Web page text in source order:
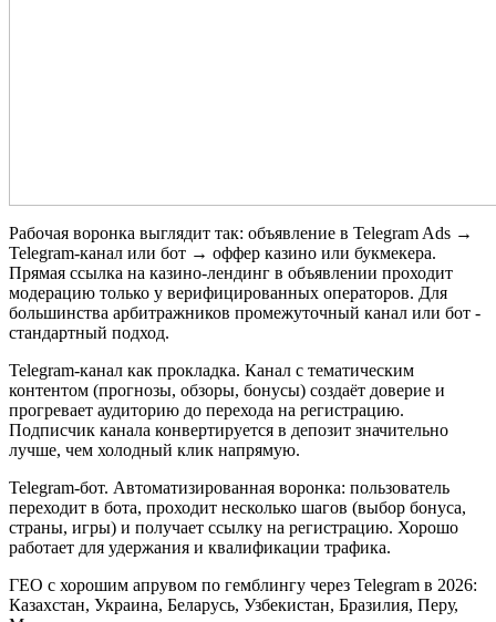
Рабочая воронка выглядит так: объявление в Telegram Ads →
Telegram-канал или бот → оффер казино или букмекера.
Прямая ссылка на казино-лендинг в объявлении проходит
модерацию только у верифицированных операторов. Для
большинства арбитражников промежуточный канал или бот -
стандартный подход.
Telegram-канал как прокладка. Канал с тематическим
контентом (прогнозы, обзоры, бонусы) создаёт доверие и
прогревает аудиторию до перехода на регистрацию.
Подписчик канала конвертируется в депозит значительно
лучше, чем холодный клик напрямую.
Telegram-бот. Автоматизированная воронка: пользователь
переходит в бота, проходит несколько шагов (выбор бонуса,
страны, игры) и получает ссылку на регистрацию. Хорошо
работает для удержания и квалификации трафика.
ГЕО с хорошим апрувом по гемблингу через Telegram в 2026:
Казахстан, Украина, Беларусь, Узбекистан, Бразилия, Перу,